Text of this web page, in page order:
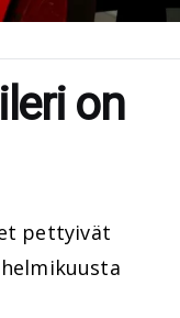
on
pettyivät